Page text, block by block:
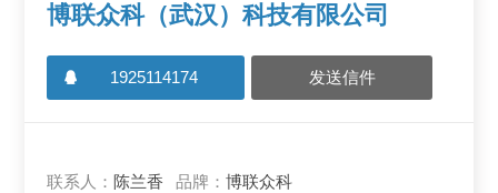
博联众科（武汉）科技有限公司
1925114174 发送信件
联系人： 陈兰香 品牌：博联众科